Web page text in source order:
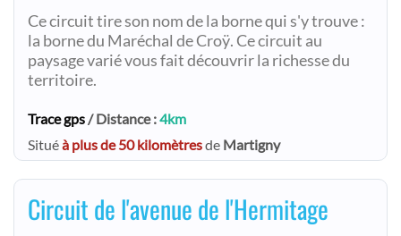
Ce circuit tire son nom de la borne qui s'y trouve :
la borne du Maréchal de Croÿ. Ce circuit au
paysage varié vous fait découvrir la richesse du
territoire.
Trace gps/ Distance :4km
Situéà plus de 50 kilomètresde Martigny
Circuit de l'avenue de l'Hermitage